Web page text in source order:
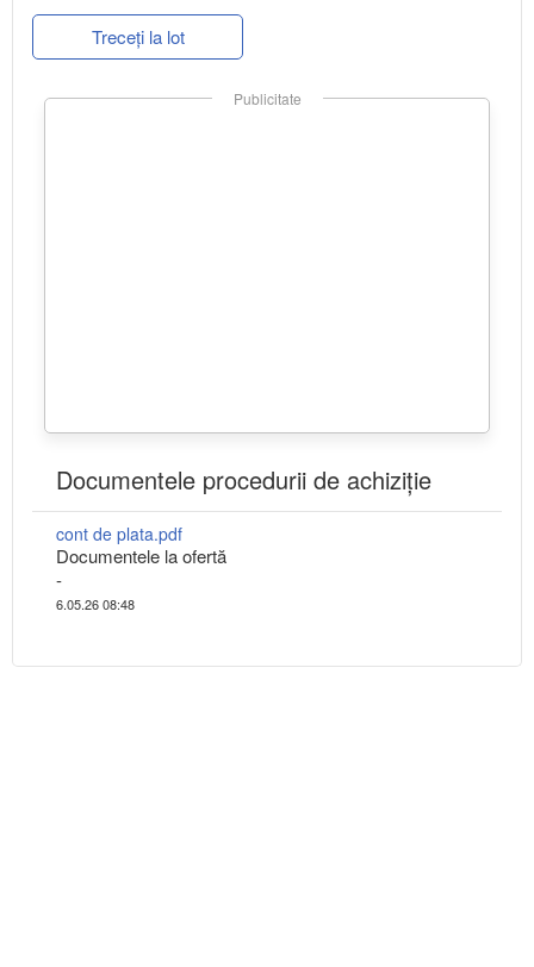
Treceți la lot
Publicitate
Documentele procedurii de achiziție
cont de plata.pdf
Documentele la ofertă
-
6.05.26 08:48